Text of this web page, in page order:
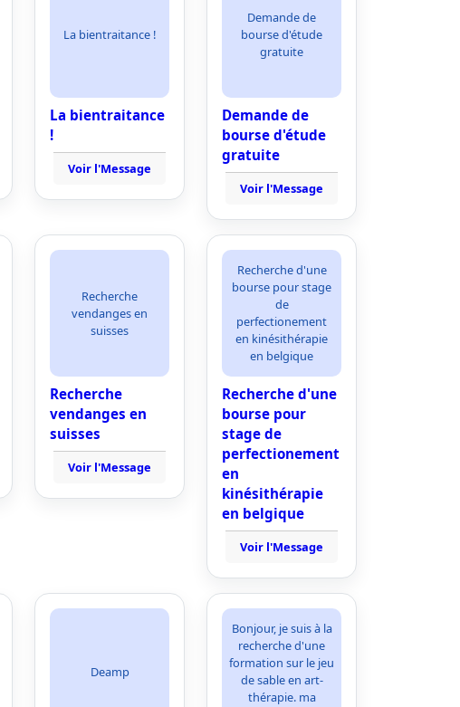
La bientraitance !
La bientraitance
!
Voir l'Message
Demande de
bourse d'étude
gratuite
Demande de
bourse d'étude
gratuite
Voir l'Message
Recherche
vendanges en
suisses
Recherche
vendanges en
suisses
Voir l'Message
Recherche d'une
bourse pour stage
de
perfectionement
en kinésithérapie
en belgique
Recherche d'une
bourse pour
stage de
perfectionement
en
kinésithérapie
en belgique
Voir l'Message
Deamp
Bonjour, je suis à la
recherche d'une
formation sur le jeu
de sable en art-
thérapie. ma